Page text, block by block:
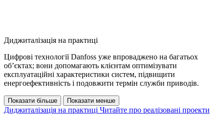
Диджиталізація на практиці
Цифрові технології Danfoss уже впроваджено на багатьох
об’єктах; вони допомагають клієнтам оптимізувати
експлуатаційні характеристики систем, підвищити
енергоефективність і подовжити термін служби приводів.
Показати більше Показати менше
Диджиталізація на практиці Читайте про реалізовані проекти